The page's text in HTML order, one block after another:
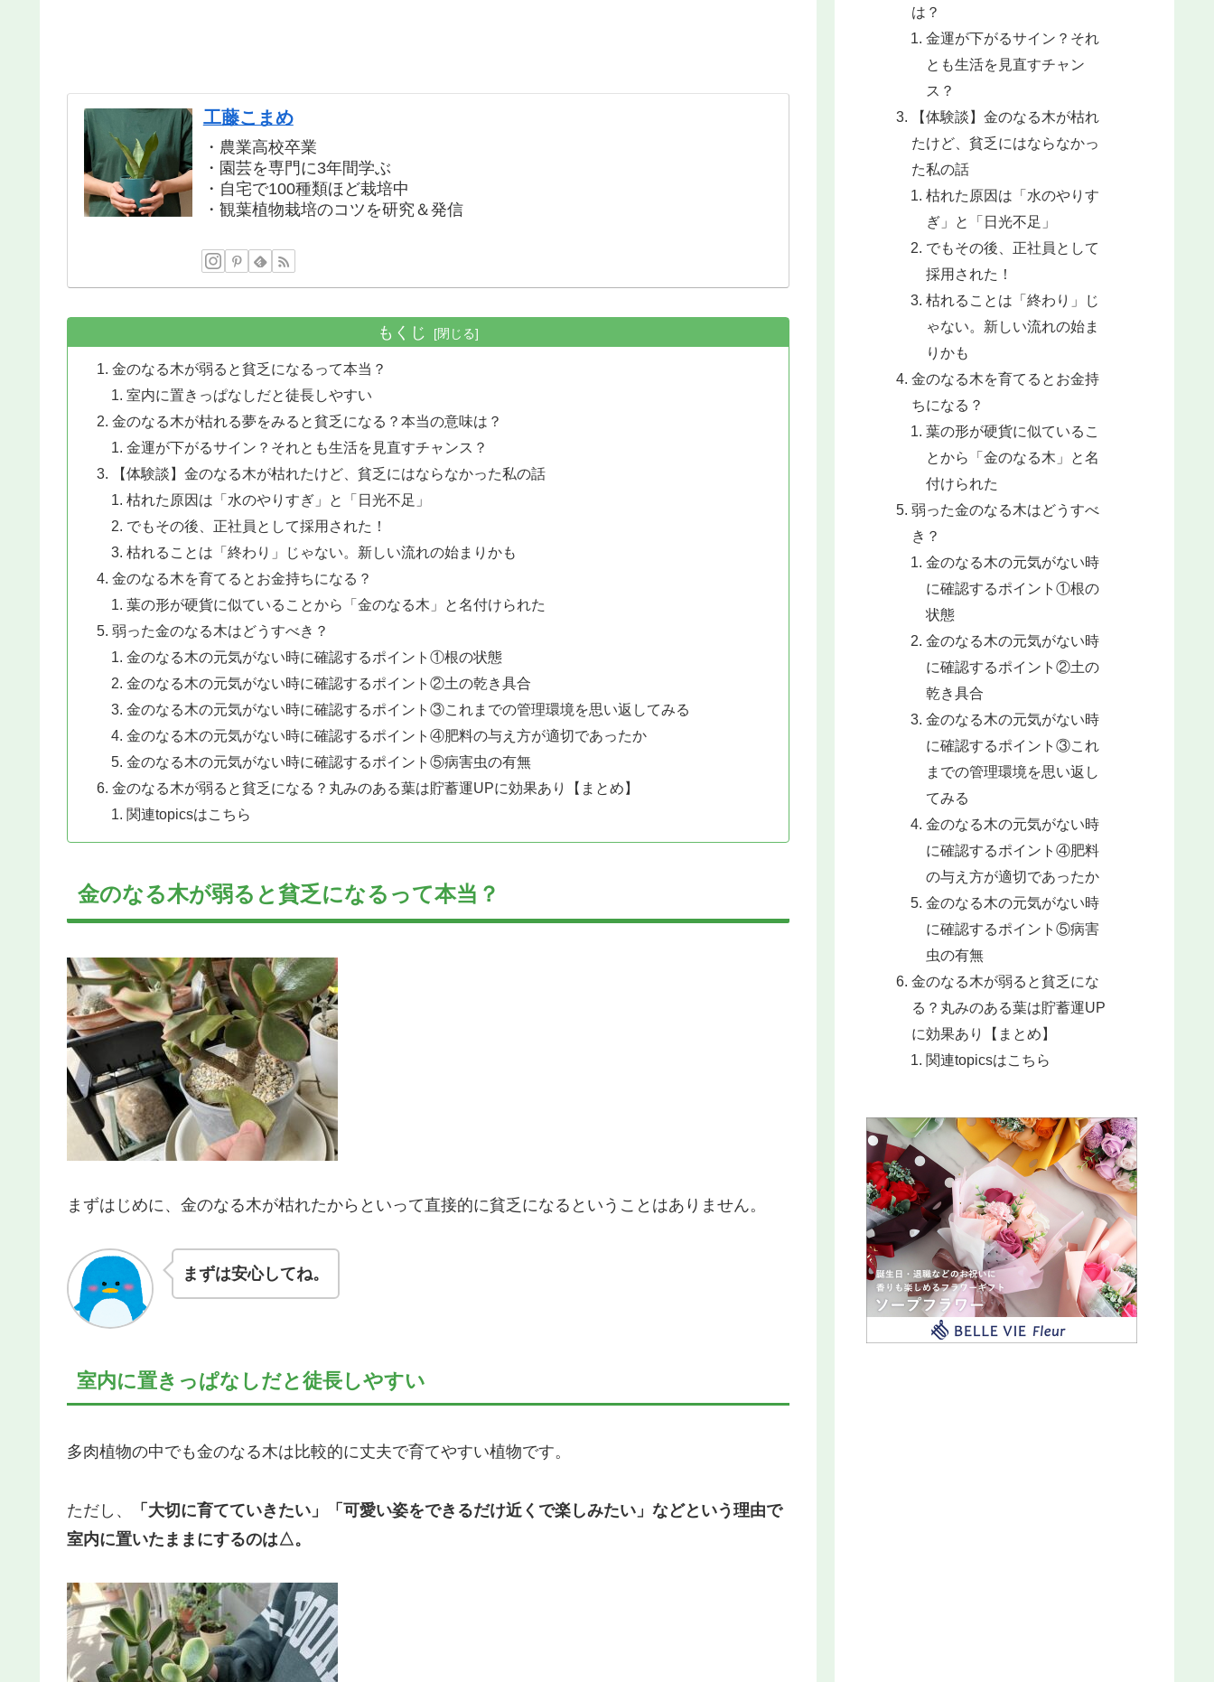
工藤こまめ
・農業高校卒業
・園芸を専門に3年間学ぶ
・自宅で100種類ほど栽培中
・観葉植物栽培のコツを研究＆発信
もくじ
金のなる木が弱ると貧乏になるって本当？
室内に置きっぱなしだと徒長しやすい
金のなる木が枯れる夢をみると貧乏になる？本当の意味は？
金運が下がるサイン？それとも生活を見直すチャンス？
【体験談】金のなる木が枯れたけど、貧乏にはならなかった私の話
枯れた原因は「水のやりすぎ」と「日光不足」
でもその後、正社員として採用された！
枯れることは「終わり」じゃない。新しい流れの始まりかも
金のなる木を育てるとお金持ちになる？
葉の形が硬貨に似ていることから「金のなる木」と名付けられた
弱った金のなる木はどうすべき？
金のなる木の元気がない時に確認するポイント①根の状態
金のなる木の元気がない時に確認するポイント②土の乾き具合
金のなる木の元気がない時に確認するポイント③これまでの管理環境を思い返してみる
金のなる木の元気がない時に確認するポイント④肥料の与え方が適切であったか
金のなる木の元気がない時に確認するポイント⑤病害虫の有無
金のなる木が弱ると貧乏になる？丸みのある葉は貯蓄運UPに効果あり【まとめ】
関連topicsはこちら
金のなる木が弱ると貧乏になるって本当？
まずはじめに、金のなる木が枯れたからといって直接的に貧乏になるということはありません。
まずは安心してね。
室内に置きっぱなしだと徒長しやすい
多肉植物の中でも金のなる木は比較的に丈夫で育てやすい植物です。
ただし、
「大切に育てていきたい」「可愛い姿をできるだけ近くで楽しみたい」などという理由で
室内に置いたままにするのは△。
は？
金運が下がるサイン？それ
とも生活を見直すチャン
ス？
【体験談】金のなる木が枯れ
たけど、貧乏にはならなかっ
た私の話
枯れた原因は「水のやりす
ぎ」と「日光不足」
でもその後、正社員として
採用された！
枯れることは「終わり」じ
ゃない。新しい流れの始ま
りかも
金のなる木を育てるとお金持
ちになる？
葉の形が硬貨に似ているこ
とから「金のなる木」と名
付けられた
弱った金のなる木はどうすべ
き？
金のなる木の元気がない時
に確認するポイント①根の
状態
金のなる木の元気がない時
に確認するポイント②土の
乾き具合
金のなる木の元気がない時
に確認するポイント③これ
までの管理環境を思い返し
てみる
金のなる木の元気がない時
に確認するポイント④肥料
の与え方が適切であったか
金のなる木の元気がない時
に確認するポイント⑤病害
虫の有無
金のなる木が弱ると貧乏にな
る？丸みのある葉は貯蓄運UP
に効果あり【まとめ】
関連topicsはこちら